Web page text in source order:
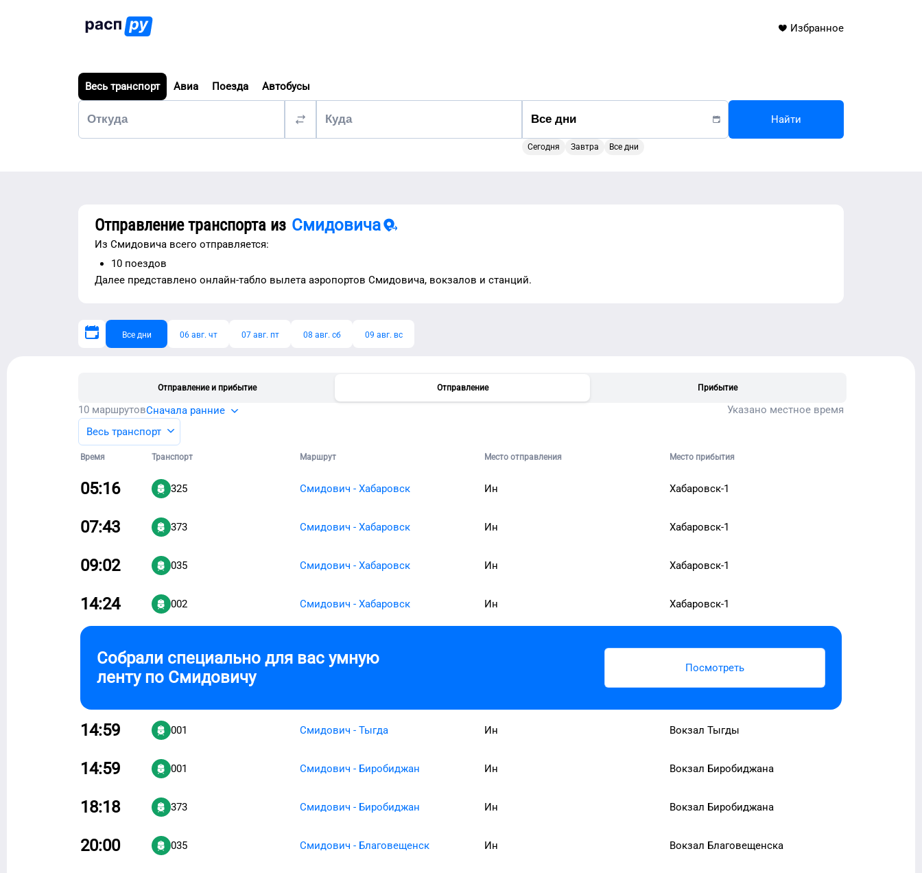
Избранное
Весь транспорт Авиа Поезда Автобусы
Сегодня Завтра Все дни
Найти
Отправление транспорта из Смидовича
Из Смидовича всего отправляется:
10 поездов
Далее представлено онлайн-табло вылета аэропортов Смидовича, вокзалов и станций.
Все дни 06 авг. чт 07 авг. пт 08 авг. сб 09 авг. вс
Отправление и прибытие Отправление Прибытие
10 маршрутовСначала ранние
Указано местное время
Весь транспорт
Время Транспорт Маршрут Место отправления Место прибытия
05:16 325 Смидович - Хабаровск Ин Хабаровск-1
07:43 373 Смидович - Хабаровск Ин Хабаровск-1
09:02 035 Смидович - Хабаровск Ин Хабаровск-1
14:24 002 Смидович - Хабаровск Ин Хабаровск-1
Собрали специально для вас умную
ленту по Смидовичу Посмотреть
14:59 001 Смидович - Тыгда Ин Вокзал Тыгды
14:59 001 Смидович - Биробиджан Ин Вокзал Биробиджана
18:18 373 Смидович - Биробиджан Ин Вокзал Биробиджана
20:00 035 Смидович - Благовещенск Ин Вокзал Благовещенска